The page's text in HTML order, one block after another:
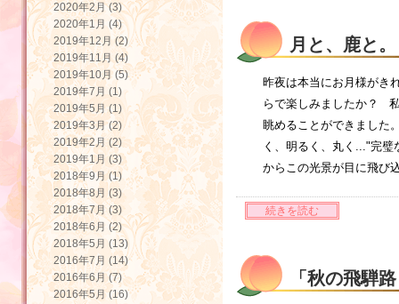
月と、鹿と。
昨夜は本当にお月様がき
らで楽しみましたか？
眺めることができまし
く、明るく、丸く..."完
からこの光景が目に飛び
続きを読む
「秋の飛騨
2020年2月 (3)
2020年1月 (4)
2019年12月 (2)
2019年11月 (4)
2019年10月 (5)
2019年7月 (1)
2019年5月 (1)
2019年3月 (2)
2019年2月 (2)
2019年1月 (3)
2018年9月 (1)
2018年8月 (3)
2018年7月 (3)
2018年6月 (2)
2018年5月 (13)
2016年7月 (14)
2016年6月 (7)
2016年5月 (16)